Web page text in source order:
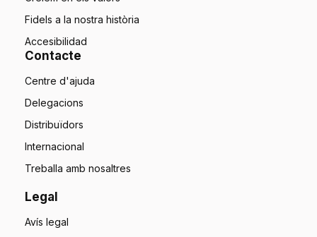
Fidels a la nostra història
Accesibilidad
Contacte
Centre d'ajuda
Delegacions
Distribuïdors
Internacional
Treballa amb nosaltres
Legal
Avís legal